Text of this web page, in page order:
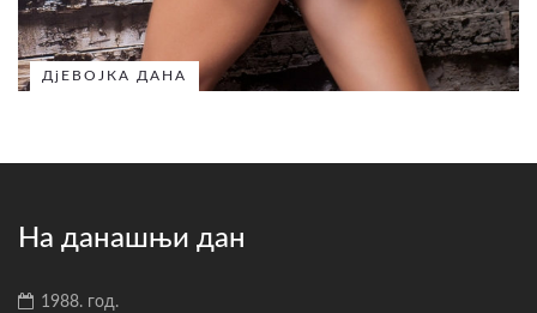
ДјЕВОЈКА ДАНА
На данашњи дан
1988. год.